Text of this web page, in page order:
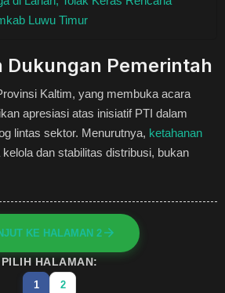
Luwu Timur
Dukungan Pemerintah
Kaltim, yang membuka acara
apresiasi atas inisiatif PTI dalam
lintas sektor. Menurutnya, ketahanan
dan stabilitas distribusi, bukan
KE HALAMAN 2
PILIH HALAMAN:
1 2